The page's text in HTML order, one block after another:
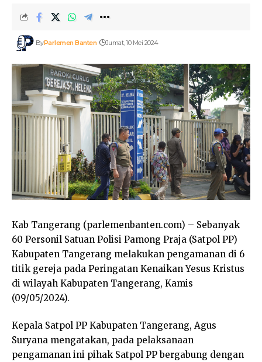
ByParlemen Banten Jumat, 10 Mei 2024
Kab Tangerang (parlemenbanten.com) – Sebanyak
60 Personil Satuan Polisi Pamong Praja (Satpol PP)
Kabupaten Tangerang melakukan pengamanan di 6
titik gereja pada Peringatan Kenaikan Yesus Kristus
di wilayah Kabupaten Tangerang, Kamis
(09/05/2024).
Kepala Satpol PP Kabupaten Tangerang, Agus
Suryana mengatakan, pada pelaksanaan
pengamanan ini pihak Satpol PP bergabung dengan